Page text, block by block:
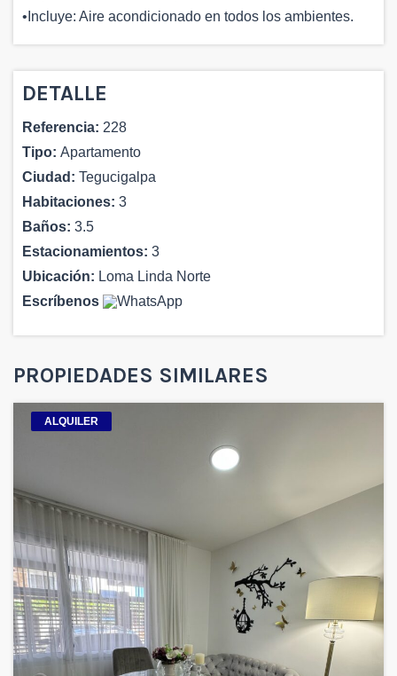
•Incluye: Aire acondicionado en todos los ambientes.
DETALLE
Referencia: 228
Tipo: Apartamento
Ciudad: Tegucigalpa
Habitaciones: 3
Baños: 3.5
Estacionamientos: 3
Ubicación: Loma Linda Norte
Escríbenos
PROPIEDADES SIMILARES
ALQUILER